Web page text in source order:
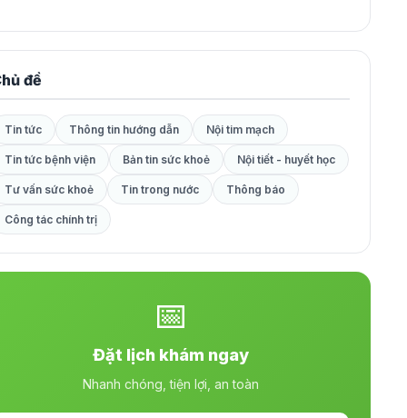
đề
Tin tức Thông tin hướng dẫn Nội tim mạch
Tin tức bệnh viện Bản tin sức khoẻ Nội tiết - huyết học
Tư vấn sức khoẻ Tin trong nước Thông báo
Công tác chính trị
📅
Đặt lịch khám ngay
Nhanh chóng, tiện lợi, an toàn